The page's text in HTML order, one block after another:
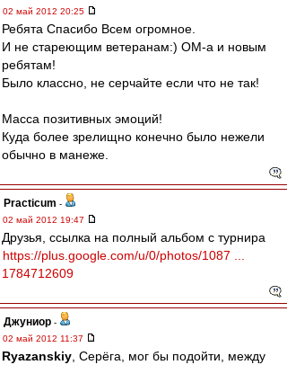
02 май 2012 20:25
Ребята Спасибо Всем огромное.
И не стареющим ветеранам:) ОМ-а и новым
ребятам!
Было классно, не серчайте если что не так!
Масса позитивных эмоций!
Куда более зрелищно конечно было нежели
обычно в манеже.
Practicum -
02 май 2012 19:47
Друзья, ссылка на полный альбом с турнира
https://plus.google.com/u/0/photos/1087 ...
1784712609
Джуниор -
02 май 2012 11:37
Ryazanskiy , Серёга, мог бы подойти, между